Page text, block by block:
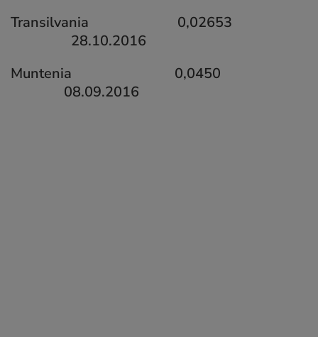
Transilvania 0,02653
28.10.2016
Muntenia 0,0450
08.09.2016